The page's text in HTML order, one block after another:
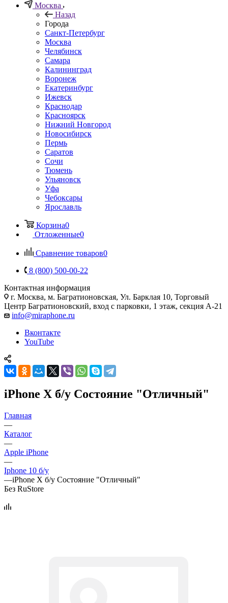
Москва
Назад
Города
Санкт-Петербург
Москва
Челябинск
Самара
Калининград
Воронеж
Екатеринбург
Ижевск
Краснодар
Красноярск
Нижний Новгород
Новосибирск
Пермь
Саратов
Сочи
Тюмень
Ульяновск
Уфа
Чебоксары
Ярославль
Корзина0
Отложенные0
Сравнение товаров0
8 (800) 500-00-22
Контактная информация
г. Москва, м. Багратионовская, Ул. Барклая 10, Торговый
Центр Багратионовский, вход с парковки, 1 этаж, секция А-21
info@miraphone.ru
Вконтакте
YouTube
iPhone X б/у Состояние "Отличный"
Главная
—
Каталог
—
Apple iPhone
—
Iphone 10 б/у
—iPhone X б/у Состояние "Отличный"
Без RuStore